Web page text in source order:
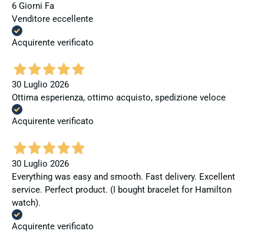
6 Giorni Fa
Venditore eccellente
Acquirente verificato
30 Luglio 2026
Ottima esperienza, ottimo acquisto, spedizione veloce
Acquirente verificato
30 Luglio 2026
Everything was easy and smooth. Fast delivery. Excellent
service. Perfect product. (I bought bracelet for Hamilton
watch).
Acquirente verificato